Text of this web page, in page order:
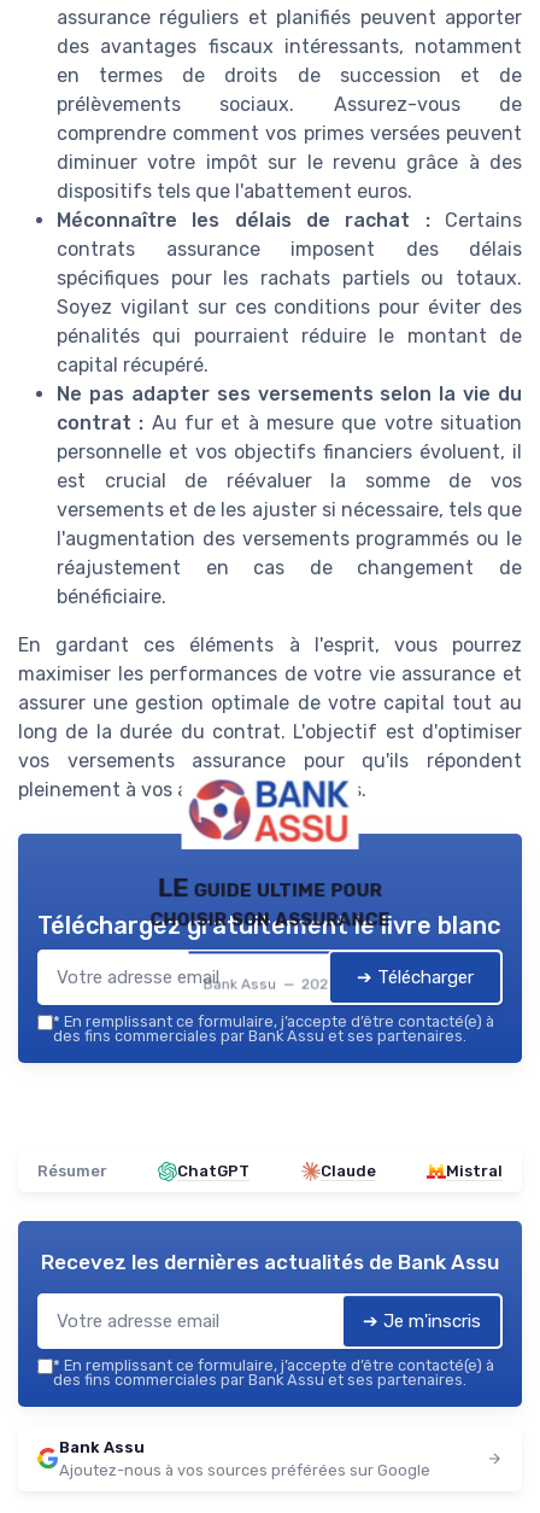
assurance réguliers et planifiés peuvent apporter
des avantages fiscaux intéressants, notamment
en termes de droits de succession et de
prélèvements sociaux. Assurez-vous de
comprendre comment vos primes versées peuvent
diminuer votre impôt sur le revenu grâce à des
dispositifs tels que l'abattement euros.
Méconnaître les délais de rachat :Certains
contrats assurance imposent des délais
spécifiques pour les rachats partiels ou totaux.
Soyez vigilant sur ces conditions pour éviter des
pénalités qui pourraient réduire le montant de
capital récupéré.
Ne pas adapter ses versements selon la vie du
contrat : Au fur et à mesure que votre situation
personnelle et vos objectifs financiers évoluent, il
est crucial de réévaluer la somme de vos
versements et de les ajuster si nécessaire, tels que
l'augmentation des versements programmés ou le
réajustement en cas de changement de
bénéficiaire.
En gardant ces éléments à l'esprit, vous pourrez
maximiser les performances de votre vie assurance et
assurer une gestion optimale de votre capital tout au
long de la durée du contrat. L'objectif est d'optimiser
vos versements assurance pour qu'ils répondent
pleinement à vos attentes financières.
LE guide ultime pour
choisir son assurance
Bank Assu — 2026
Téléchargez gratuitement le livre blanc
➔ Télécharger
* En remplissant ce formulaire, j’accepte d’être contacté(e) à
des fins commerciales par Bank Assu et ses partenaires.
Résumer ChatGPT Claude Mistral
Recevez les dernières actualités de Bank Assu
➔ Je m'inscris
* En remplissant ce formulaire, j’accepte d’être contacté(e) à
des fins commerciales par Bank Assu et ses partenaires.
Bank Assu
Ajoutez-nous à vos sources préférées sur Google